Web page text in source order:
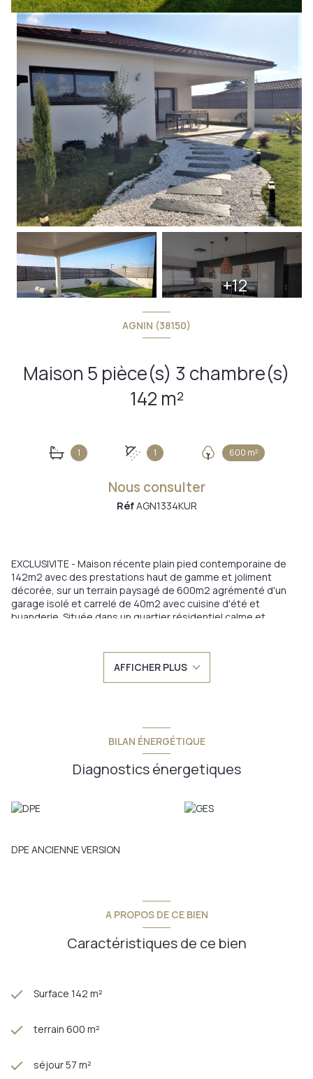
+12
AGNIN (38150)
Maison 5 pièce(s) 3 chambre(s)
142 m²
1 1 600 m²
Nous consulter
RéfAGN1334KUR
EXCLUSIVITE - Maison récente plain pied contemporaine de
142m2 avec des prestations haut de gamme et joliment
décorée, sur un terrain paysagé de 600m2 agrémenté d'un
garage isolé et carrelé de 40m2 avec cuisine d'été et
buanderie. Située dans un quartier résidentiel calme et
chambres dont une suite parentale avec salle d'eau et
dressing + un bureau de 11m2. Une pièce à vivre de 57m2 avec
cuisine américaine de marque Italienne haut de gamme avec
Annonce proposée par un agent commercial
AFFICHER PLUS
BILAN ÉNERGÉTIQUE
Diagnostics énergetiques
DPE ANCIENNE VERSION
A PROPOS DE CE BIEN
Caractéristiques de ce bien
Surface 142 m²
terrain 600 m²
séjour 57 m²